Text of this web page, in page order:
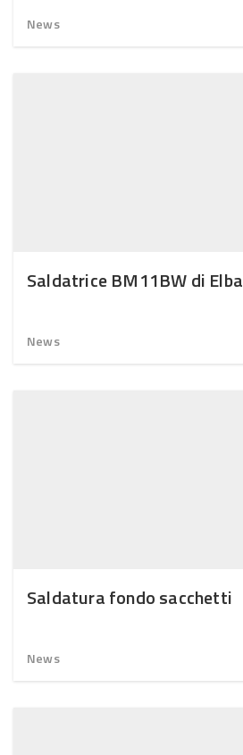
News
Saldatrice BM11BW di Elba
News
Saldatura fondo sacchetti
News